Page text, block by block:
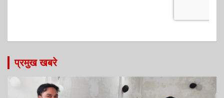
प्रमुख खबरे